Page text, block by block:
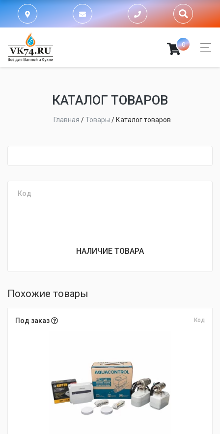
0
КАТАЛОГ ТОВАРОВ
Главная /Товары / Каталог товаров
Код
НАЛИЧИЕ ТОВАРА
Похожие товары
Под заказ Код